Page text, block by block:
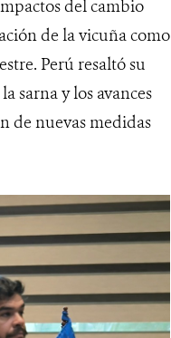
del cambio
de la vicuña como
Perú resaltó su
sarna y los avances
de nuevas medidas